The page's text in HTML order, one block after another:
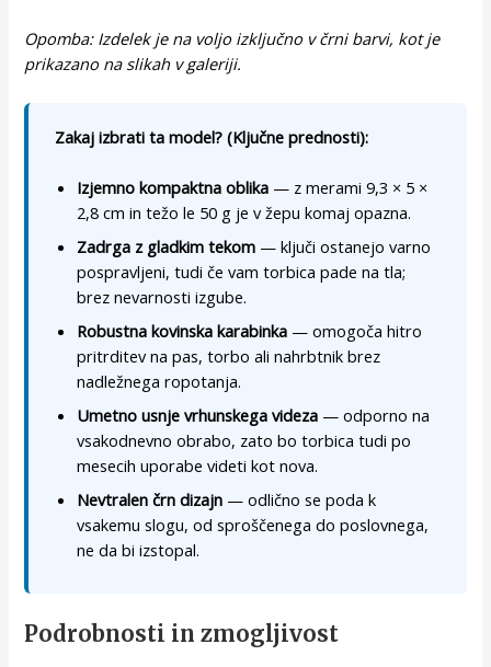
Opomba: Izdelek je na voljo izključno v črni barvi, kot je
prikazano na slikah v galeriji.
Zakaj izbrati ta model? (Ključne prednosti):
Izjemno kompaktna oblika — z merami 9,3 × 5 ×
2,8 cm in težo le 50 g je v žepu komaj opazna.
Zadrga z gladkim tekom — ključi ostanejo varno
pospravljeni, tudi če vam torbica pade na tla;
brez nevarnosti izgube.
Robustna kovinska karabinka — omogoča hitro
pritrditev na pas, torbo ali nahrbtnik brez
nadležnega ropotanja.
Umetno usnje vrhunskega videza — odporno na
vsakodnevno obrabo, zato bo torbica tudi po
mesecih uporabe videti kot nova.
Nevtralen črn dizajn — odlično se poda k
vsakemu slogu, od sproščenega do poslovnega,
ne da bi izstopal.
Podrobnosti in zmogljivost